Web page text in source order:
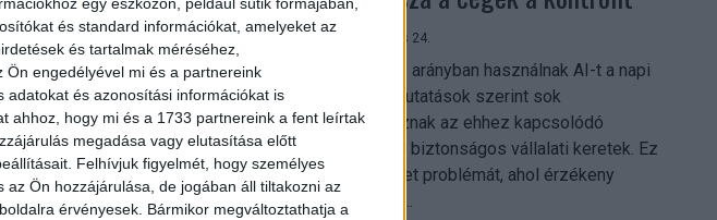
egy eszközön, például sütik formájában,
és standard információkat, amelyeket az
és tartalmak méréséhez,
Ön engedélyével mi és a partnereink
adatokat és azonosítási információkat is
ahhoz, hogy mi és a 1733 partnereink a fent leírtak
megadása vagy elutasítása előtt
Felhívjuk figyelmét, hogy személyes
Ön hozzájárulása, de jogában áll tiltakozni az
érvényesek. Bármikor megváltoztathatja a
a legjobb
egészségügyi vagy
Digital Center 2026. július 24.
A munkavállalók nagy arányban használnak AI-t a napi
munkában, ám friss kutatások szerint sok
szervezetnél hiányoznak az ehhez kapcsolódó
világos irányelvek és biztonságos vállalati keretek. Ez
különösen ott jelenthet problémát, ahol érzékeny
üzleti információkkal...